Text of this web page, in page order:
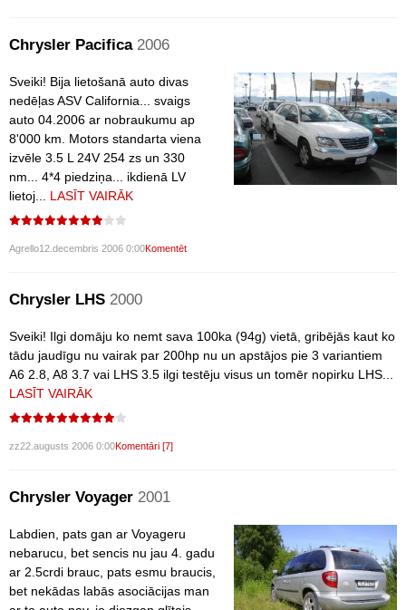
Chrysler Pacifica 2006
Sveiki! Bija lietošanā auto divas
nedēļas ASV California... svaigs
auto 04.2006 ar nobraukumu ap
8'000 km. Motors standarta viena
izvēle 3.5 L 24V 254 zs un 330
nm... 4*4 piedziņa... ikdienā LV
lietoj... LASĪT VAIRĀK
Agrello12.decembris 2006 0:00Komentēt
Chrysler LHS 2000
Sveiki! Ilgi domāju ko nemt sava 100ka (94g) vietā, gribējās kaut ko
tādu jaudīgu nu vairak par 200hp nu un apstājos pie 3 variantiem
A6 2.8, A8 3.7 vai LHS 3.5 ilgi testēju visus un tomēr nopirku LHS...
LASĪT VAIRĀK
zz22.augusts 2006 0:00Komentāri [7]
Chrysler Voyager 2001
Labdien, pats gan ar Voyageru
nebarucu, bet sencis nu jau 4. gadu
ar 2.5crdi brauc, pats esmu braucis,
bet nekādas labās asociācijas man